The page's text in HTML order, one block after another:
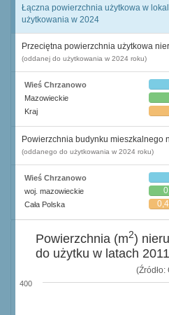
Łączna powierzchnia użytkowa w
użytkowania w 2024
Przeciętna powierzchnia użytkowa
(oddanej do użytkowania w 2024 roku)
Wieś Chrzanowo
Mazowieckie
Kraj
Powierzchnia budynku mieszkalnego
(oddanego do użytkowania w 2024 roku)
Wieś Chrzanowo
woj. mazowieckie
Cała Polska
(Źródło:
400
Powierzchnia (m2)
do użytku w latach